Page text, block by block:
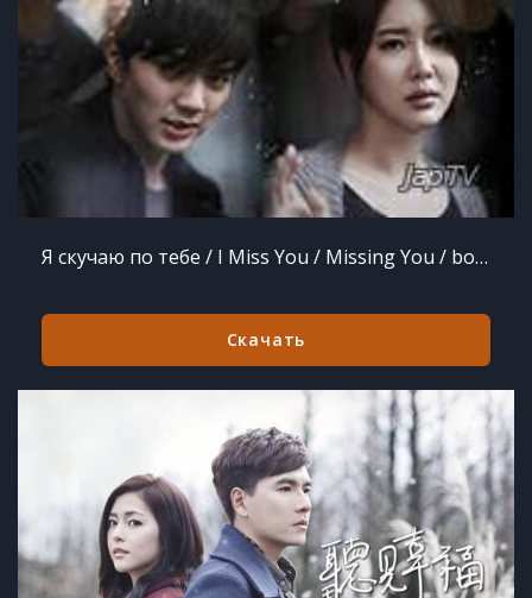
Я скучаю по тебе / I Miss You / Missing You / bogosipda (2012)
Скачать